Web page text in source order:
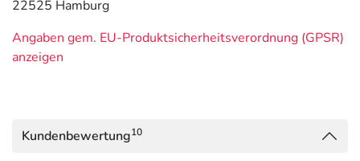
22525 Hamburg
Angaben gem. EU-Produktsicherheitsverordnung (GPSR)
anzeigen
Kundenbewertung10